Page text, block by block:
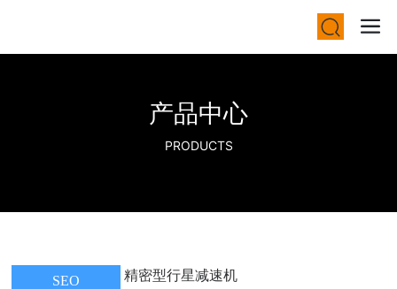
产品中心
PRODUCTS
SEO 精密型行星减速机